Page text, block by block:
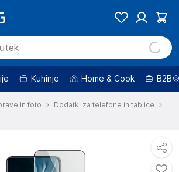
Kuhinje Home & Cook B2B
in foto
Dodatki za telefone in tablice